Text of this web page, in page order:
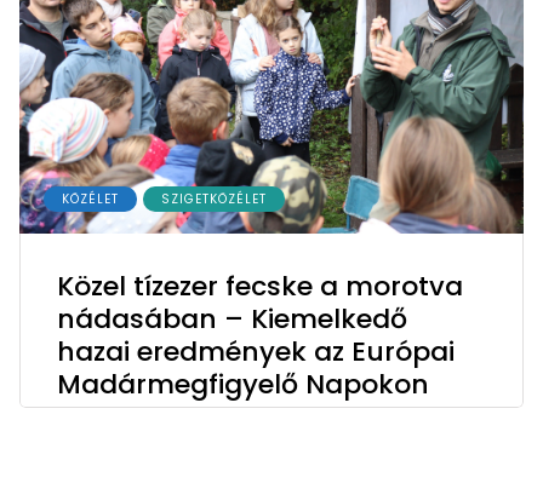
KÖZÉLET SZIGETKÖZÉLET
Közel tízezer fecske a morotva
nádasában – Kiemelkedő
hazai eredmények az Európai
Madármegfigyelő Napokon